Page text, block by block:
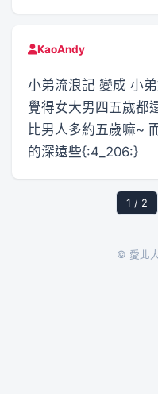
KaoAndy
小弟流浪記 變成 小
覺得女大男四五歲都
比男人多約五歲嘛~
的深遠些{:4_206:}
1 / 2
© 愛北